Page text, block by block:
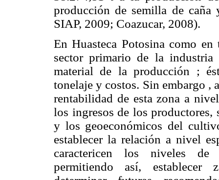
producción de semilla de
SIAP, 2009; Coazucar, 2008).
En Huasteca Potosina como
sector primario de la industria
material de la producción ;
tonelaje y costos. Sin embargo ,
rentabilidad de esta zona a
los ingresos de los productores,
y los geoeconómicos del
establecer la relación a nivel
caractericen los niveles de
permitiendo así, establecer